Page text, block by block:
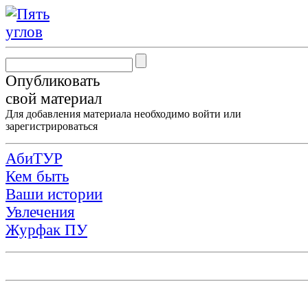
Опубликовать
свой материал
Для добавления материала необходимо войти или
зарегистрироваться
АбиТУР
Кем быть
Ваши истории
Увлечения
Журфак ПУ